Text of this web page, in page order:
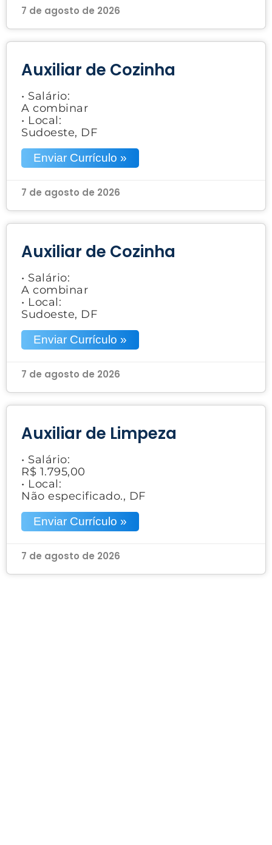
7 de agosto de 2026
Auxiliar de Cozinha
• Salário:
A combinar
• Local:
Sudoeste, DF
Enviar Currículo »
7 de agosto de 2026
Auxiliar de Cozinha
• Salário:
A combinar
• Local:
Sudoeste, DF
Enviar Currículo »
7 de agosto de 2026
Auxiliar de Limpeza
• Salário:
R$ 1.795,00
• Local:
Não especificado., DF
Enviar Currículo »
7 de agosto de 2026